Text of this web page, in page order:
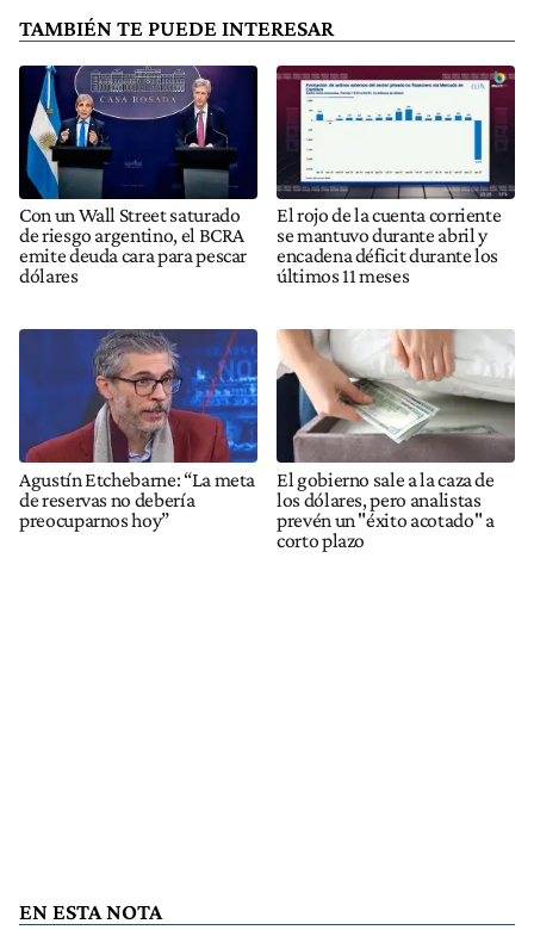
TAMBIÉN TE PUEDE INTERESAR
Con un Wall Street saturado
de riesgo argentino, el BCRA
emite deuda cara para pescar
dólares
El rojo de la cuenta corriente
se mantuvo durante abril y
encadena déficit durante los
últimos 11 meses
Agustín Etchebarne: “La meta
de reservas no debería
preocuparnos hoy”
El gobierno sale a la caza de
los dólares, pero analistas
prevén un "éxito acotado" a
corto plazo
EN ESTA NOTA